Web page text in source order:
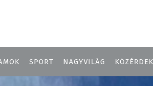
SPORT NAGYVILÁG